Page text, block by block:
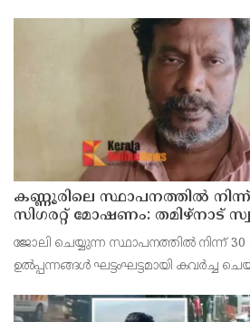
കണ്ണൂരിലെ സ്ഥാപനത്തിൽ നിന്ന്
സിഗരറ്റ് മോഷണം: തമിഴ്‌നാട്
സെയിൽസ്മാൻ തെങ്കാശിയിൽ
ജോലി ചെയ്യുന്ന സ്ഥാപനത്തിൽ നിന്ന്
ഉൽപ്പന്നങ്ങൾ ഘട്ടംഘട്ടമായി കവർച്ച
സ്വദേശിയായ വേൽമുരുകൻ (40) ആണ